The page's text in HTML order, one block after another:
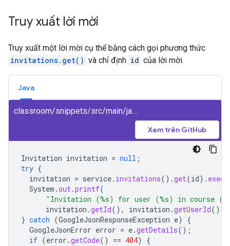
Truy xuất lời mời
Truy xuất một lời mời cụ thể bằng cách gọi phương thức
invitations.get() và chỉ định id của lời mời.
Java
classroom/snippets/src/main/java/GetInvitation.java
Xem trên GitHub
Invitation invitation = null ;
try {
invitation = service. invitations().get(id).
System .out.printf(
"Invitation (%s) for user (%s) in course
invitation .getId(), invitation .getUserId(),
} catch (GoogleJsonResponseException e)
{
GoogleJsonError error = e.getDetails();
if (error .getCode() == 404)
{